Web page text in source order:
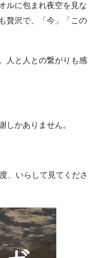
ルに包まれ夜空を見な
贅沢で、「今」「この
人と人との繋がりも感
しかありません。
、いらして見てくださ